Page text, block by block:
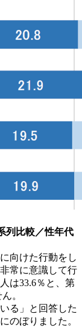
列比較／性年代
向けた行動をし
常に意識して行
は33.6％と、第
。
る」と回答した
のぼりました。